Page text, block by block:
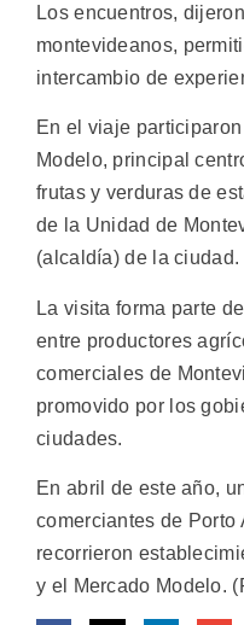
Los encuentros,
montevideanos,
intercambio de
En el viaje
Modelo, principal
frutas y verduras de
de la Unidad de
(alcaldía) de la ciudad.
La visita forma parte
entre productores
comerciales de
promovido por los
ciudades.
En abril de este año,
comerciantes de Porto
recorrieron
y el Mercado Modelo.